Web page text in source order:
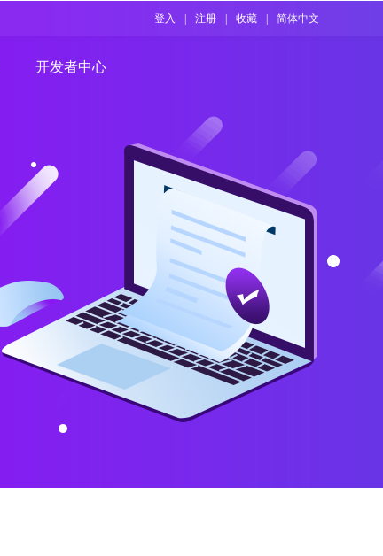
登入 注册 收藏 简体中文
开发者中心